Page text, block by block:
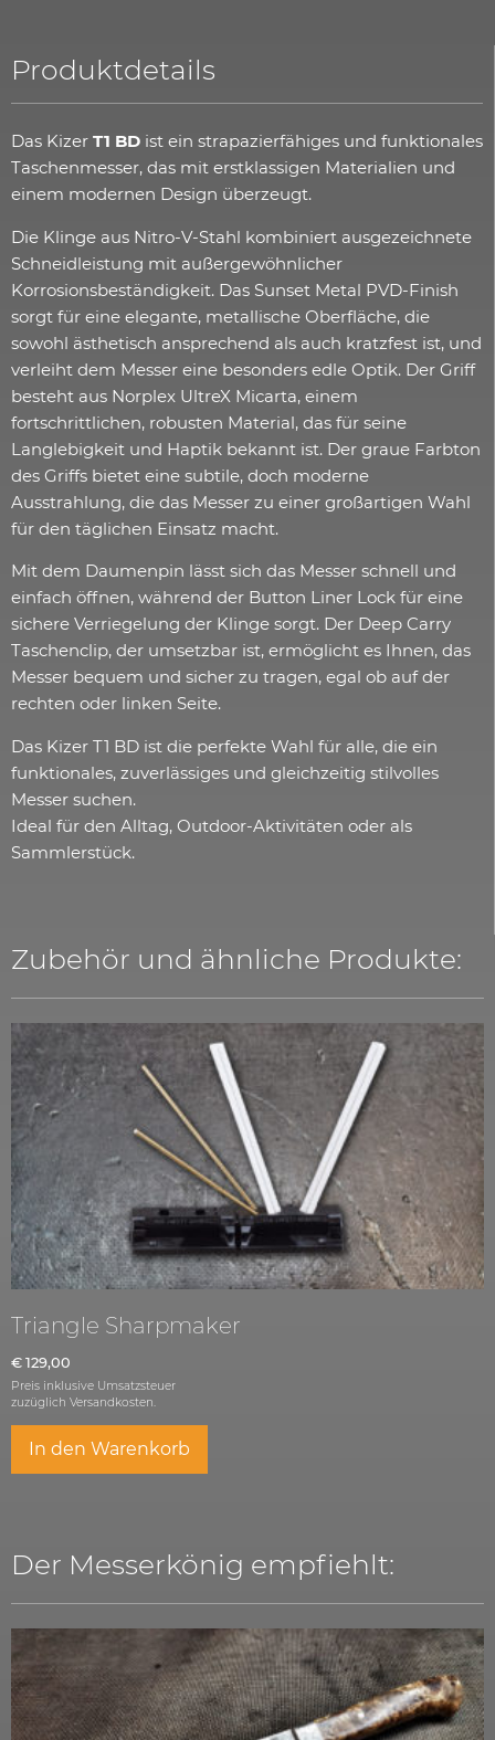
Produktdetails
Das Kizer T1 BD ist ein strapazierfähiges und funktionales
Taschenmesser, das mit erstklassigen Materialien und
einem modernen Design überzeugt.
Die Klinge aus Nitro-V-Stahl kombiniert ausgezeichnete
Schneidleistung mit außergewöhnlicher
Korrosionsbeständigkeit. Das Sunset Metal PVD-Finish
sorgt für eine elegante, metallische Oberfläche, die
sowohl ästhetisch ansprechend als auch kratzfest ist, und
verleiht dem Messer eine besonders edle Optik. Der Griff
besteht aus Norplex UltreX Micarta, einem
fortschrittlichen, robusten Material, das für seine
Langlebigkeit und Haptik bekannt ist. Der graue Farbton
des Griffs bietet eine subtile, doch moderne
Ausstrahlung, die das Messer zu einer großartigen Wahl
für den täglichen Einsatz macht.
Mit dem Daumenpin lässt sich das Messer schnell und
einfach öffnen, während der Button Liner Lock für eine
sichere Verriegelung der Klinge sorgt. Der Deep Carry
Taschenclip, der umsetzbar ist, ermöglicht es Ihnen, das
Messer bequem und sicher zu tragen, egal ob auf der
rechten oder linken Seite.
Das Kizer T1 BD ist die perfekte Wahl für alle, die ein
funktionales, zuverlässiges und gleichzeitig stilvolles
Messer suchen.
Ideal für den Alltag, Outdoor-Aktivitäten oder als
Sammlerstück.
Zubehör und ähnliche Produkte:
Triangle Sharpmaker
€ 129,00
Preis inklusive Umsatzsteuer
zuzüglich Versandkosten.
In den Warenkorb
Der Messerkönig empfiehlt: